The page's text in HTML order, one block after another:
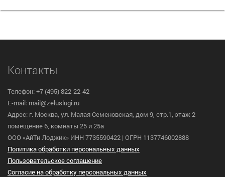
Контакты
Телефон: +7 (495) 822-22-42
E-mail: mail@zeluslugi.ru
Адрес: г. Москва, ул. Малая Семеновская, дом 9, стр.1, этаж 2
помещение 6, комнаты 25 и 25а
ООО «АйТи Лоджик» ИНН 7735590422 | ОГРН 1137746002888
Политика обработки персональных данных
Пользовательское cоглашение
Согласие на обработку персональных данных